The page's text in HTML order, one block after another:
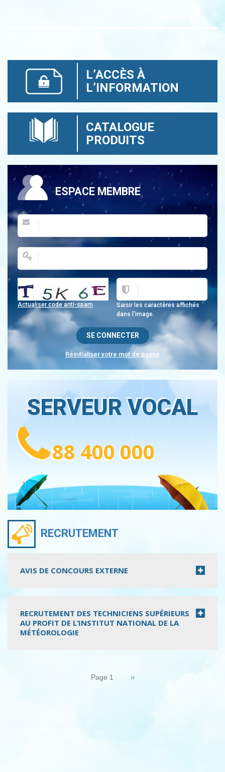
L’ACCÈS À
L’INFORMATION
CATALOGUE
PRODUITS
ESPACE MEMBRE
Saisir les caractères affichés
dans l'image.
Actualiser code anti-spam
Réinitialiser votre mot de passe
SERVEUR VOCAL
88 400 000
RECRUTEMENT
AVIS DE CONCOURS EXTERNE
RECRUTEMENT DES TECHNICIENS SUPÉRIEURS
AU PROFIT DE L’INSTITUT NATIONAL DE LA
MÉTÉOROLOGIE
Page 1 Page
››